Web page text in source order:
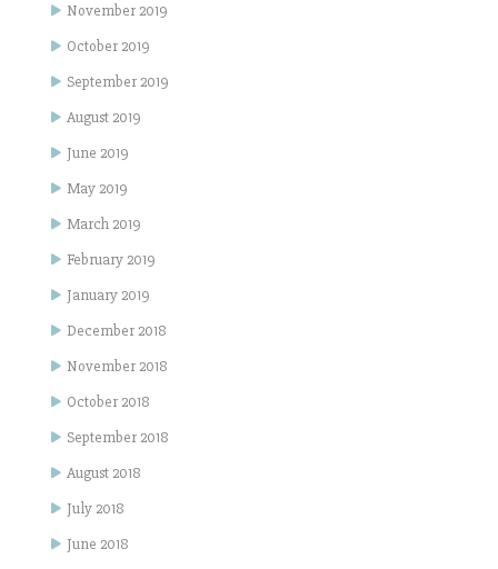
November 2019
October 2019
September 2019
August 2019
June 2019
May 2019
March 2019
February 2019
January 2019
December 2018
November 2018
October 2018
September 2018
August 2018
July 2018
June 2018